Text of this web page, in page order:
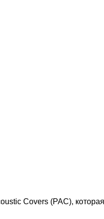
Covers (PAC),